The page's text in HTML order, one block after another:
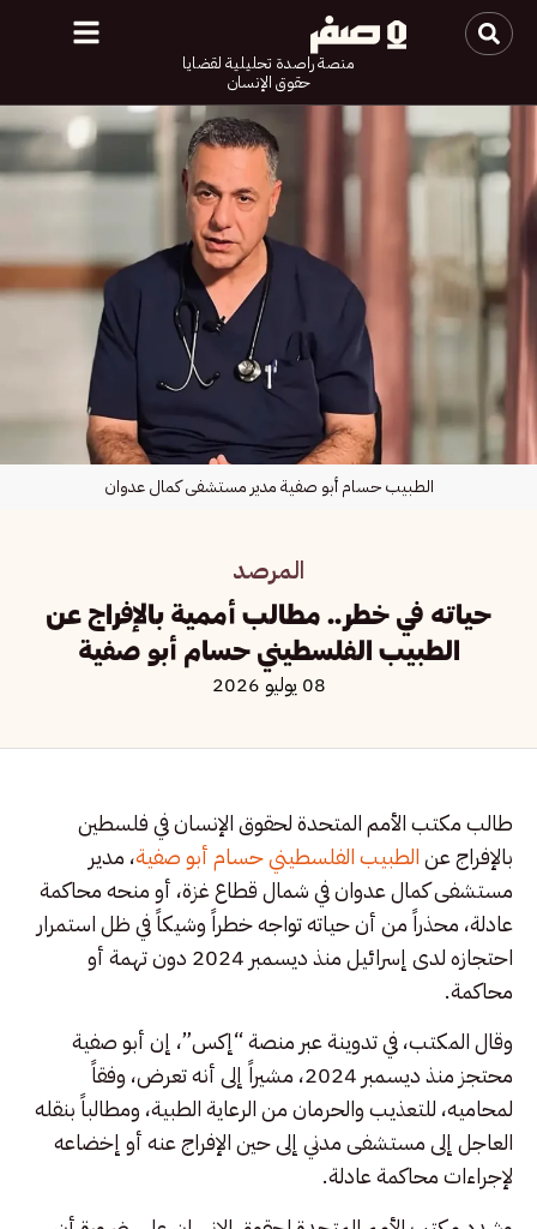
منصة راصدة تحليلية لقضايا
حقوق الإنسان
المرصد
حياته في خطر.. مطالب أممية بالإفراج عن
الطبيب الفلسطيني حسام أبو صفية
08 يوليو 2026
الطبيب حسام أبو صفية مدير مستشفى كمال عدوان
طالب مكتب الأمم المتحدة لحقوق الإنسان في فلسطين
بالإفراج عنالطبيب الفلسطيني حسام أبو صفية، مدير
مستشفى كمال عدوان في شمال قطاع غزة، أو منحه محاكمة
عادلة، محذراً من أن حياته تواجه خطراً وشيكاً في ظل استمرار
احتجازه لدى إسرائيل منذ ديسمبر 2024 دون تهمة أو
محاكمة.
وقال المكتب، في تدوينة عبر منصة “إكس”، إن أبو صفية
محتجز منذ ديسمبر 2024، مشيراً إلى أنه تعرض، وفقاً
لمحاميه، للتعذيب والحرمان من الرعاية الطبية، ومطالباً بنقله
العاجل إلى مستشفى مدني إلى حين الإفراج عنه أو إخضاعه
لإجراءات محاكمة عادلة.